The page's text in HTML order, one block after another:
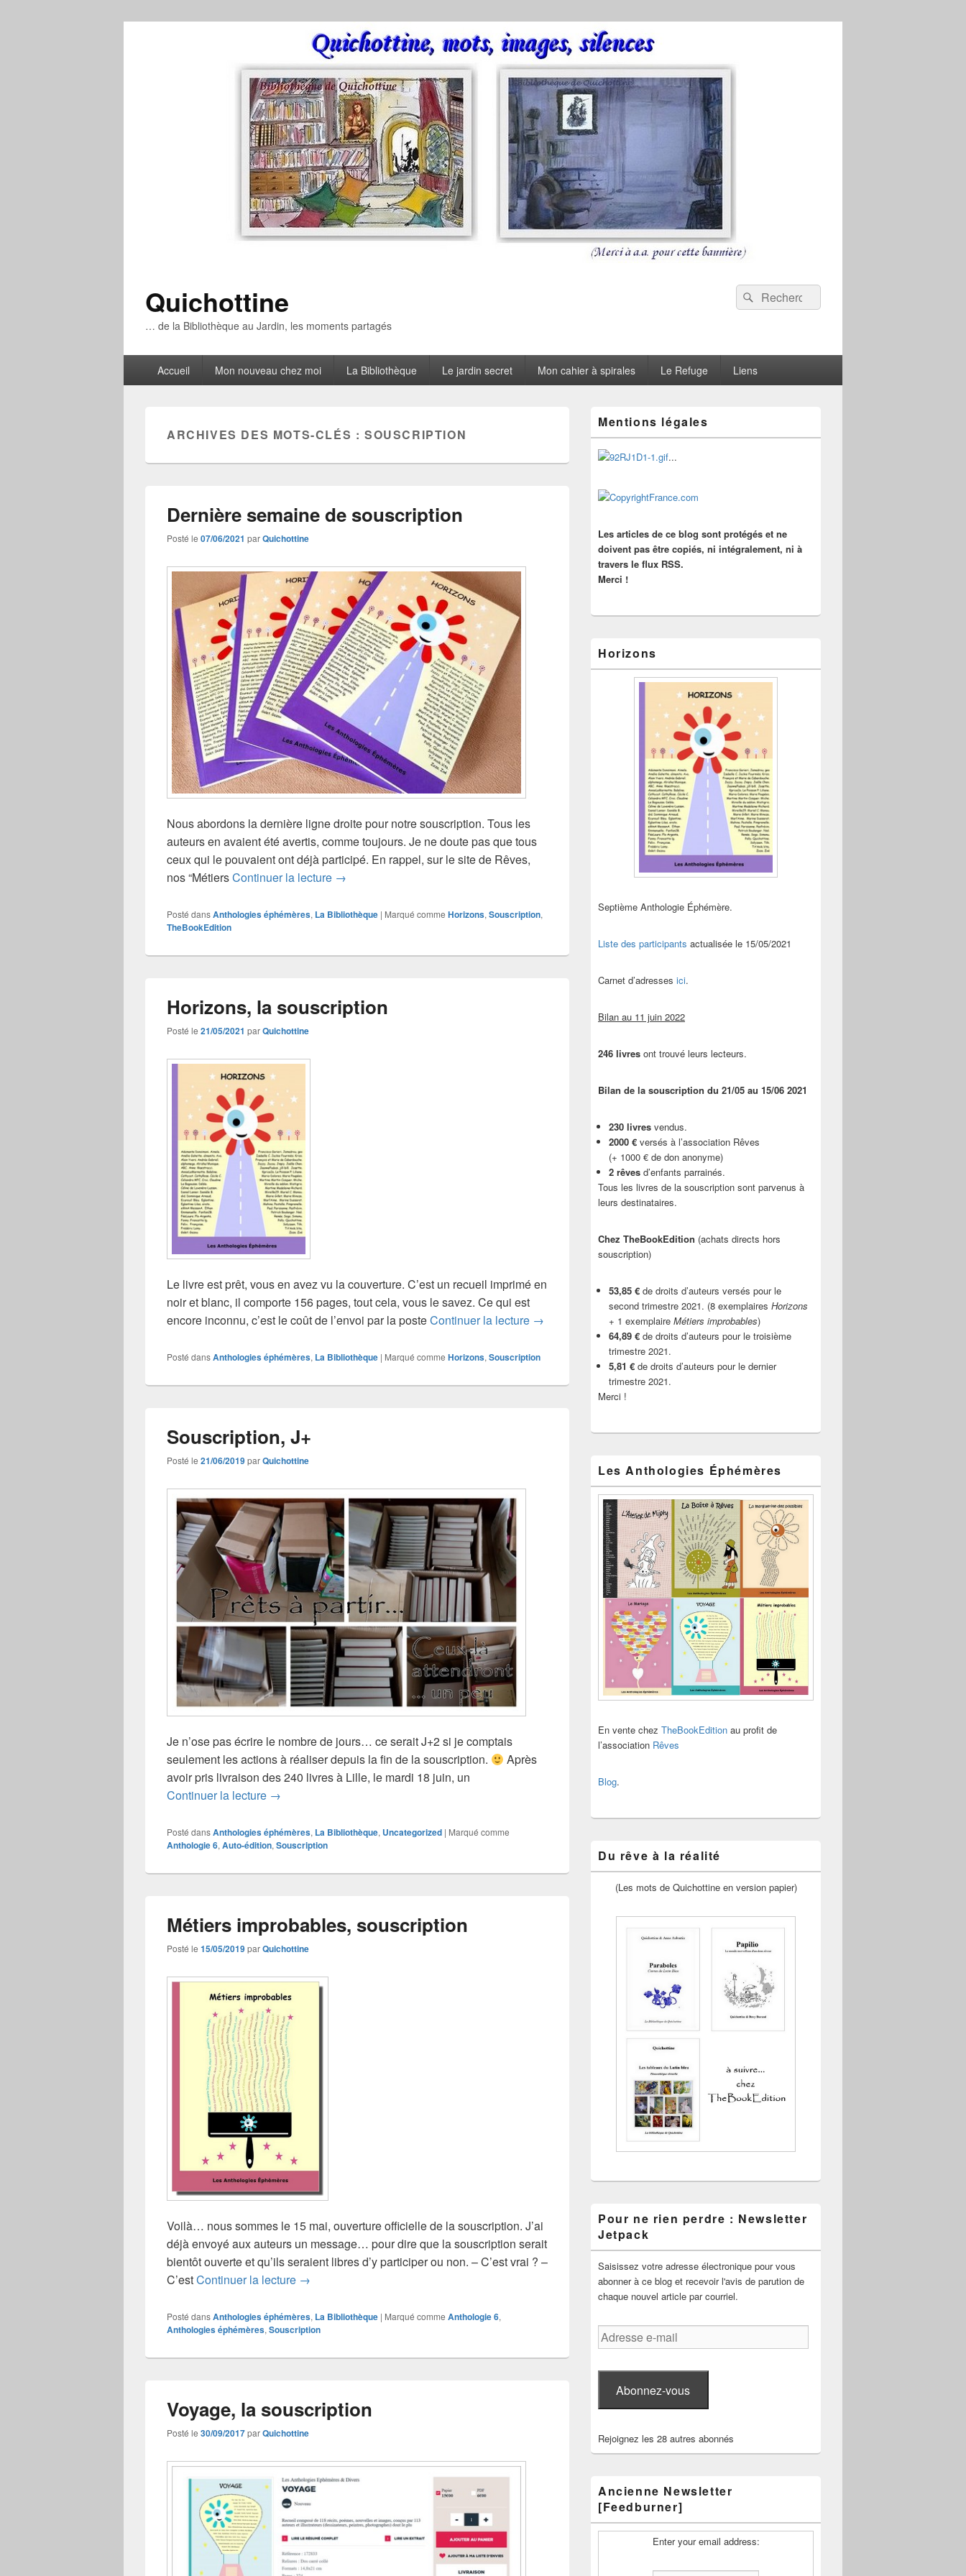
Quichottine
… de la Bibliothèque au Jardin, les moments partagés
Recherche :
Rechercher
principalAccueil Mon nouveau chez moi La Bibliothèque Le jardin secret Mon cahier à spirales Le Refuge Liens
ARCHIVES DES MOTS-CLÉS :SOUSCRIPTION
Dernière semaine de souscription
Posté le 07/06/2021 parQuichottine
Nous abordons la dernière ligne droite pour notre souscription. Tous les
auteurs en avaient été avertis, comme toujours. Je ne doute pas que tous
ceux qui le pouvaient ont déjà participé. En rappel, sur le site de Rêves,
nos “MétiersContinuer la lecture Dernière semaine de souscription
→
Posté dansAnthologies éphémères, La Bibliothèque | Marqué comme Horizons, Souscription,
TheBookEdition
Horizons, la souscription
Posté le 21/05/2021 parQuichottine
Le livre est prêt, vous en avez vu la couverture. C’est un recueil imprimé en
noir et blanc, il comporte 156 pages, tout cela, vous le savez. Ce qui est
encore inconnu, c’est le coût de l’envoi par la posteContinuer la lecture Horizons, la souscription
→
Posté dansAnthologies éphémères, La Bibliothèque | Marqué comme Horizons, Souscription
Souscription, J+
Posté le 21/06/2019parQuichottine
Je n’ose pas écrire le nombre de jours… ce serait J+2 si je comptais
seulement les actions à réaliser depuis la fin de la souscription.
Après
avoir pris livraison des 240 livres à Lille, le mardi 18 juin, un
Continuer la lecture Souscription, J+
→
Posté dansAnthologies éphémères, La Bibliothèque, Uncategorized | Marqué comme
Anthologie 6, Auto-édition, Souscription
Métiers improbables, souscription
Posté le 15/05/2019parQuichottine
Voilà… nous sommes le 15 mai, ouverture officielle de la souscription. J’ai
déjà envoyé aux auteurs un message… pour dire que la souscription serait
bientôt ouverte et qu’ils seraient libres d’y participer ou non. – C’est vrai ? –
C’estContinuer la lecture Métiers improbables, souscription
→
Posté dansAnthologies éphémères, La Bibliothèque | Marqué comme Anthologie 6,
Anthologies éphémères,Souscription
Voyage, la souscription
Posté le 30/09/2017parQuichottine
principale
de
widget
pour
barre
latérale
Mentions légales
...
Les articles de ce blog sont protégés et ne
doivent pas être copiés, ni intégralement, ni à
travers le flux RSS.
Merci !
Horizons
Septième Anthologie Éphémère.
Liste des participants actualisée le 15/05/2021
Carnet d’adresses ici.
Bilan au 11 juin 2022
246 livres ont trouvé leurs lecteurs.
Bilan de la souscription du 21/05 au 15/06 2021
230 livres vendus.
2000 € versés à l’association Rêves
(+ 1000 € de don anonyme)
2 rêves d’enfants parrainés.
Tous les livres de la souscription sont parvenus à
leurs destinataires.
Chez TheBookEdition (achats directs hors
souscription)
53,85 € de droits d’auteurs versés pour le
second trimestre 2021. (8 exemplaires Horizons
+ 1 exemplaire Métiers improbables)
64,89 € de droits d’auteurs pour le troisième
trimestre 2021.
5,81 € de droits d’auteurs pour le dernier
trimestre 2021.
Merci !
Les Anthologies Éphémères
En vente chez TheBookEdition au profit de
l’association Rêves
Blog.
Du rêve à la réalité
(Les mots de Quichottine en version papier)
Pour ne rien perdre : Newsletter
Jetpack
Saisissez votre adresse électronique pour vous
abonner à ce blog et recevoir l'avis de parution de
chaque nouvel article par courriel.
Adresse
e-
Abonnez-vous
Rejoignez les 28 autres abonnés
Ancienne Newsletter
[Feedburner]
Enter your email address: